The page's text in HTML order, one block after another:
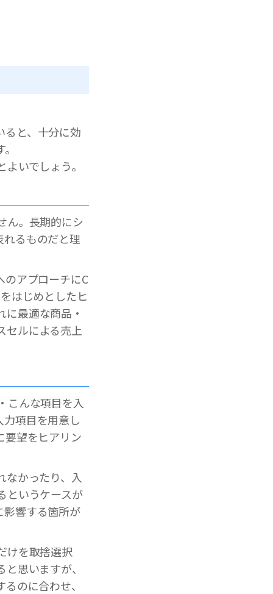
ると、十分に効
いでしょう。
ん。長期的にシ
れるものだと理
のアプローチにC
はじめとしたヒ
最適な商品・
セルによる売上
こんな項目を入
項目を用意し
要望をヒアリン
なかったり、入
というケースが
影響する箇所が
けを取捨選択
思いますが、
のに合わせ、